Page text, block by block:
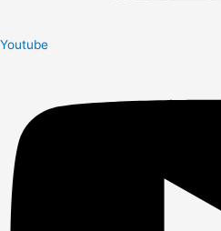
Youtube